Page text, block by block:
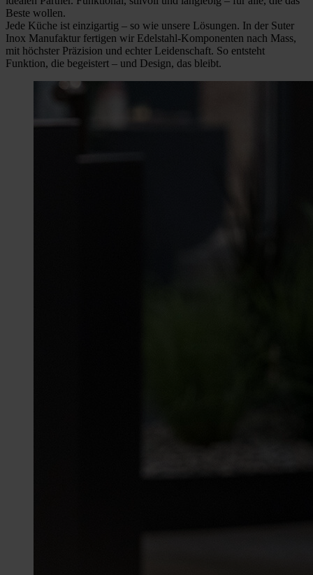
Beste wollen.
Jede Küche ist einzigartig – so wie unsere Lösungen. In der Suter
Inox Manufaktur fertigen wir Edelstahl-Komponenten nach Mass,
mit höchster Präzision und echter Leidenschaft. So entsteht
Funktion, die begeistert – und Design, das bleibt.